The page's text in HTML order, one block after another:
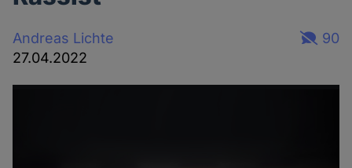
Andreas Lichte
27.04.2022
90